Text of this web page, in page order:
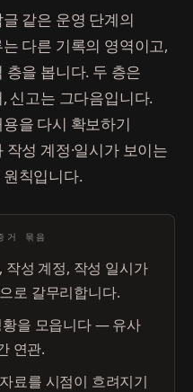
같은 운영 단계의
다른 기록의 영역이고,
을 봅니다. 두 층은
신고는 그다음입니다.
을 다시 확보하기
성 계정·일시가 보이는
칙입니다.
거 묶음
작성 계정, 작성 일시가
로 갈무리합니다.
황을 모읍니다 — 유사
연관.
료를 시점이 흐려지기